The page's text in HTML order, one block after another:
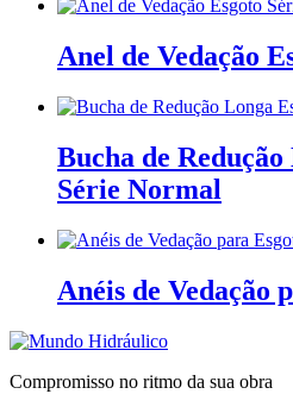
Anel de Vedação
Bucha de
Série Normal
Anéis de Vedação
Compromisso no ritmo da sua obra